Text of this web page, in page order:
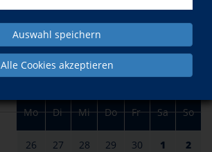
Auswahl speichern
Alle Cookies akzeptieren
im Oktober
Mo Di Mi Do Fr Sa So
26 27 28 29 30 1 2